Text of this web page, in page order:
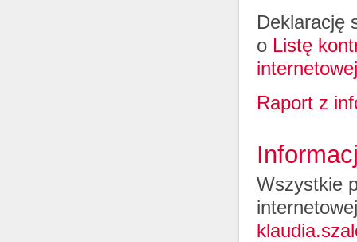
Deklarację
o Listę
Raport z
Wszystkie